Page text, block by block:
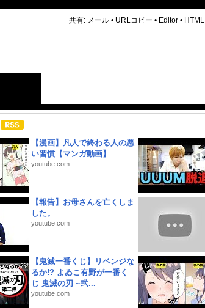
共有: メール • URLコピー • Editor • HTML
【漫画】凡人で終わる人の悪
い習慣【マンガ動画】
youtube.com
【報告】お母さんを亡くしま
した。
youtube.com
【鬼滅一番くじ】リベンジな
るか!? よゐこ有野が一番く
じ 鬼滅の刃 ~弐...
youtube.com